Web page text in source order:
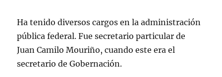
Ha tenido diversos cargos en la administración
pública federal. Fue secretario particular de
Juan Camilo Mouriño, cuando este era el
secretario de Gobernación.